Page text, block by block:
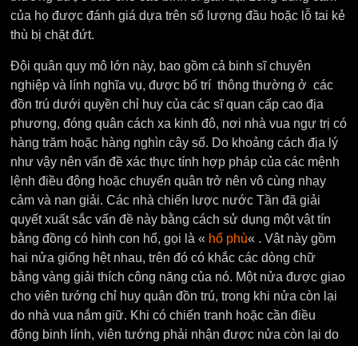
của họ được đánh giá dựa trên số lượng đầu hoặc lỗ tai kẻ
thù bị chặt đứt.
Đội quân quy mô lớn này, bao gồm cả binh sĩ chuyên
nghiệp và lính nghĩa vụ, được bố trí thông thường ở các
đồn trú dưới quyền chỉ huy của các sĩ quan cấp cao địa
phương, đóng quân cách xa kinh đô, nơi nhà vua ngự trị có
hàng trăm hoặc hàng nghìn cây số. Do khoảng cách địa lý
như vậy nên vấn đề xác thực tính hợp pháp của các mệnh
lệnh điều động hoặc chuyển quân trở nên vô cùng nhạy
cảm và nan giải. Các nhà chiến lược nước Tần đã giải
quyết xuất sắc vấn đề này bằng cách sử dụng một vật tín
bằng đồng có hình con hổ, gọi là « hổ phù« . Vật này gồm
hai nửa giống hệt nhau, trên đó có khắc các dòng chữ
bằng vàng giải thích công năng của nó. Một nửa được giao
cho viên tướng chỉ huy quân đồn trú, trong khi nửa còn lại
do nhà vua nắm giữ. Khi có chiến tranh hoặc cần điều
động binh lính, viên tướng phải nhận được nửa còn lại do